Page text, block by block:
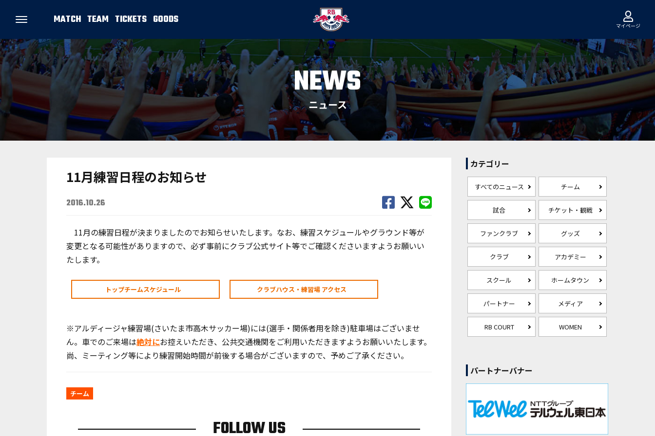
MATCH TEAM TICKETS GOODS マイページ
NEWS
ニュース
11月練習日程のお知らせ
2016.10.26
11月の練習日程が決まりましたのでお知らせいたします。なお、練習スケジュールやグラウンド等が
変更となる可能性がありますので、必ず事前にクラブ公式サイト等でご確認くださいますようお願いい
たします。
トップチームスケジュール クラブハウス・練習場 アクセス
※アルディージャ練習場(さいたま市高木サッカー場)には(選手・関係者用を除き)駐車場はございませ
ん。車でのご来場は絶対にお控えいただき、公共交通機関をご利用いただきますようお願いいたします。
尚、ミーティング等により練習開始時間が前後する場合がございますので、予めご了承ください。
チーム
FOLLOW US
カテゴリー
すべてのニュース チーム
試合 チケット・観戦
ファンクラブ グッズ
クラブ アカデミー
スクール ホームタウン
パートナー メディア
RB COURT WOMEN
パートナーバナー